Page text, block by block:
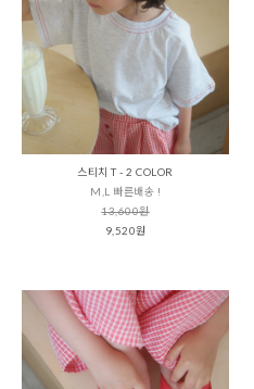
스티치 T - 2 COLOR
M,L 빠른배송 !
13,600원
9,520원